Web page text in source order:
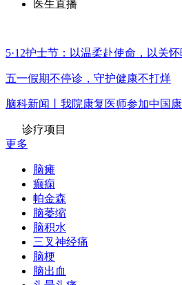
医生直播
5·12护士节：以温柔赴使命，以关
五一假期不停诊，守护健康不打烊
脑科新闻丨我院康复医师参加中国
诊疗项目
更多
脑瘫
癫痫
帕金森
脑萎缩
脑积水
三叉神经痛
脑梗
脑出血